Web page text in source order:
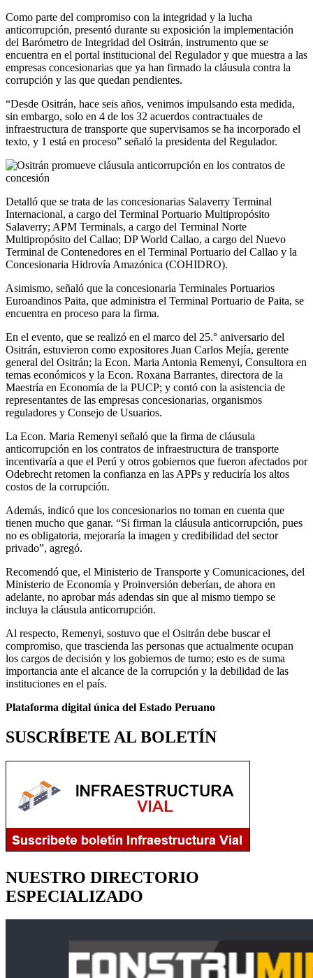
Como parte del compromiso con la integridad y la lucha
anticorrupción, presentó durante su exposición la implementación
del Barómetro de Integridad del Ositrán, instrumento que se
encuentra en el portal institucional del Regulador y que muestra a las
empresas concesionarias que ya han firmado la cláusula contra la
corrupción y las que quedan pendientes.
“Desde Ositrán, hace seis años, venimos impulsando esta medida,
sin embargo, solo en 4 de los 32 acuerdos contractuales de
infraestructura de transporte que supervisamos se ha incorporado el
texto, y 1 está en proceso” señaló la presidenta del Regulador.
Detalló que se trata de las concesionarias Salaverry Terminal
Internacional, a cargo del Terminal Portuario Multipropósito
Salaverry; APM Terminals, a cargo del Terminal Norte
Multipropósito del Callao; DP World Callao, a cargo del Nuevo
Terminal de Contenedores en el Terminal Portuario del Callao y la
Concesionaria Hidrovía Amazónica (COHIDRO).
Asimismo, señaló que la concesionaria Terminales Portuarios
Euroandinos Paita, que administra el Terminal Portuario de Paita, se
encuentra en proceso para la firma.
En el evento, que se realizó en el marco del 25.° aniversario del
Ositrán, estuvieron como expositores Juan Carlos Mejía, gerente
general del Ositrán; la Econ. Maria Antonia Remenyi, Consultora en
temas económicos y la Econ. Roxana Barrantes, directora de la
Maestría en Economía de la PUCP; y contó con la asistencia de
representantes de las empresas concesionarias, organismos
reguladores y Consejo de Usuarios.
La Econ. Maria Remenyi señaló que la firma de cláusula
anticorrupción en los contratos de infraestructura de transporte
incentivaría a que el Perú y otros gobiernos que fueron afectados por
Odebrecht retomen la confianza en las APPs y reduciría los altos
costos de la corrupción.
Además, indicó que los concesionarios no toman en cuenta que
tienen mucho que ganar. “Si firman la cláusula anticorrupción, pues
no es obligatoria, mejoraría la imagen y credibilidad del sector
privado”, agregó.
Recomendó que, el Ministerio de Transporte y Comunicaciones, del
Ministerio de Economía y Proinversión deberían, de ahora en
adelante, no aprobar más adendas sin que al mismo tiempo se
incluya la cláusula anticorrupción.
Al respecto, Remenyi, sostuvo que el Ositrán debe buscar el
compromiso, que trascienda las personas que actualmente ocupan
los cargos de decisión y los gobiernos de turno; esto es de suma
importancia ante el alcance de la corrupción y la debilidad de las
instituciones en el país.
Plataforma digital única del Estado Peruano
SUSCRÍBETE AL BOLETÍN
NUESTRO DIRECTORIO
ESPECIALIZADO